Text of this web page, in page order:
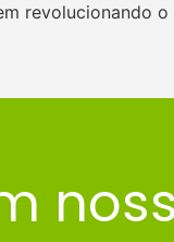
revolucionando